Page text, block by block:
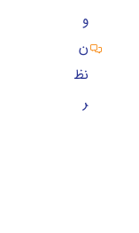
و
ن
نظ
ر